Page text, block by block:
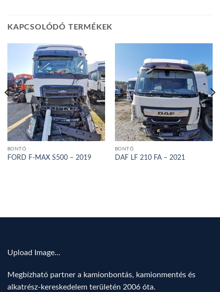
KAPCSOLÓDÓ TERMÉKEK
BONTÓ
FORD F-MAX S500 – 2019
BONTÓ
DAF LF 210 FA – 2021
Upload Image...
Megbízható partner a kamionbontás, kamionmentés és
alkatrész-kereskedelem területén 2006 óta.